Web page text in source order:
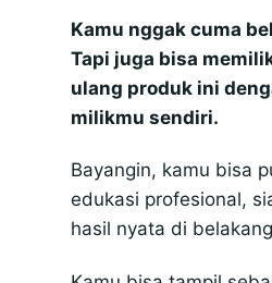
Kamu nggak cuma
Tapi juga bisa
ulang produk ini
milikmu sendiri.
Bayangin, kamu bisa
edukasi profesional,
hasil nyata di